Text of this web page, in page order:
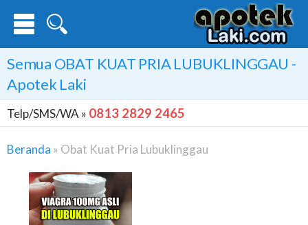
Semua OBAT KUAT PRIA LUBUKLINGGAU -
Apotek Laki
Telp/SMS/WA » 0813 2829 2465
Beranda » Obat Kuat Pria Lubuklinggau
Obat
Kuat
Pria